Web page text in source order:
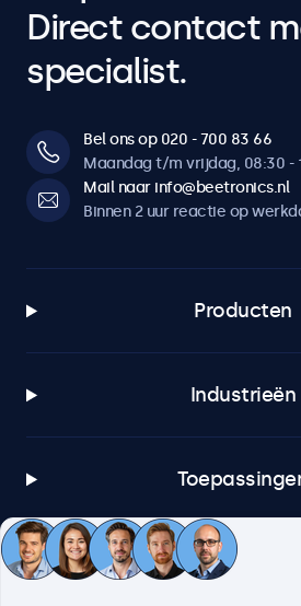
Direct contact
specialist.
Bel ons op 020 - 700 83 66
Maandag t/m vrijdag, 08:30 -
Mail naar info@beetronics.nl
Binnen 2 uur reactie op
Producten
Industrieën
Klantenservice